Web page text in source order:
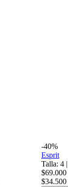
-40%
Esprit
Talla: 4 |
$69.000
$34.500